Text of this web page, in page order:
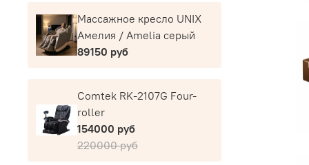
Массажное кресло UNIX
Амелия / Amelia серый
89150 руб
Comtek RK-2107G Four-
roller
154000 руб
220000 руб